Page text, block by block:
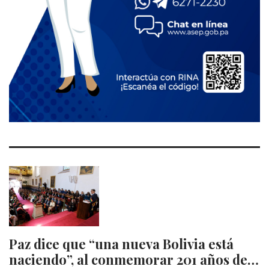
Paz dice que “una nueva Bolivia está
naciendo”, al conmemorar 201 años de…